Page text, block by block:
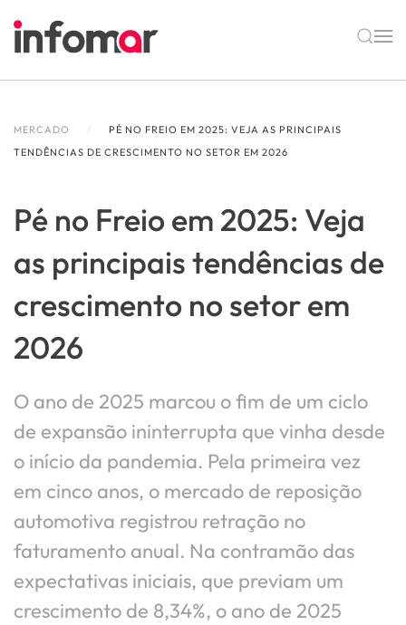
Skip to main content
MERCADO
PÉ NO FREIO EM 2025: VEJA AS PRINCIPAIS
TENDÊNCIAS DE CRESCIMENTO NO SETOR EM 2026
Pé no Freio em 2025: Veja
as principais tendências de
crescimento no setor em
2026
O ano de 2025 marcou o fim de um ciclo
de expansão ininterrupta que vinha desde
o início da pandemia. Pela primeira vez
em cinco anos, o mercado de reposição
automotiva registrou retração no
faturamento anual. Na contramão das
expectativas iniciais, que previam um
crescimento de 8,34%, o ano de 2025